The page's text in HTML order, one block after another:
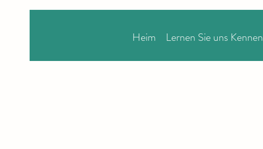
Heim Lernen Sie uns Kennen